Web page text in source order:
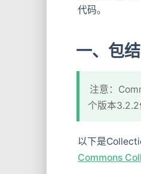
代码。
一、包
注意：
个版本3.2.2
以下是
Commons